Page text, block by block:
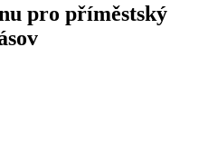
pro příměstský